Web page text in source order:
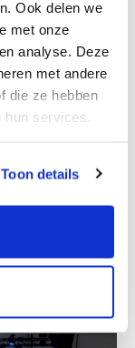
Ook delen we
met onze
analyse. Deze
met andere
die ze hebben
services.
Toon details